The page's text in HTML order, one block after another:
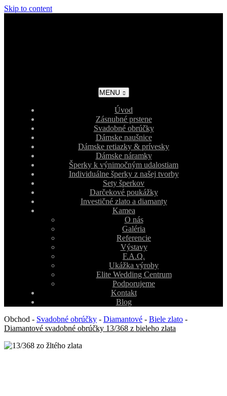
Skip to content
MENU
Úvod
Zásnubné prstene
Svadobné obrúčky
Dámske naušnice
Dámske retiazky & prívesky
Dámske náramky
Šperky k výnimočným udalostiam
Individuálne šperky z našej tvorby
Sety šperkov
Darčekové poukážky
Investičné zlato a diamanty
Kamea
O nás
Galéria
Referencie
Výstavy
F.A.Q.
Ukážka výroby
Elite Wedding Centrum
Podporujeme
Kontakt
Blog
Obchod - Svadobné obrúčky - Diamantové - Biele zlato -
Diamantové svadobné obrúčky 13/368 z bieleho zlata